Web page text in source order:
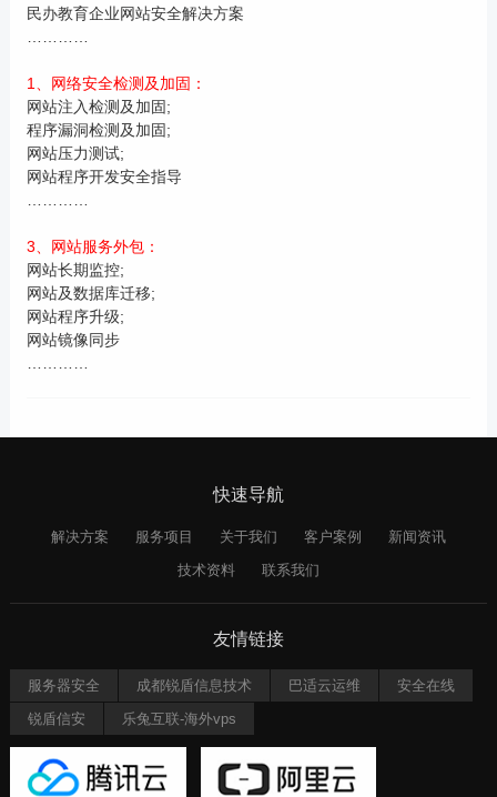
民办教育企业网站安全解决方案
1、网络安全检测及加固：
网站注入检测及加固;
程序漏洞检测及加固;
网站压力测试;
网站程序开发安全指导
3、网站服务外包：
网站长期监控;
网站及数据库迁移;
网站程序升级;
网站镜像同步
快速导航
解决方案 服务项目 关于我们 客户案例
新闻资讯
技术资料
联系我们
友情链接
服务器安全 成都锐盾信息技术 巴适云运维
安全在线
锐盾信安
乐兔互联-海外vps